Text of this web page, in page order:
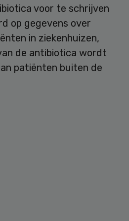
voor te schrijven
op gegevens over
in ziekenhuizen,
de antibiotica wordt
patiënten buiten de